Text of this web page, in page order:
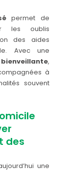
permet de
les oublis
des aides
Avec une
bienveillante,
à
souvent
des
une